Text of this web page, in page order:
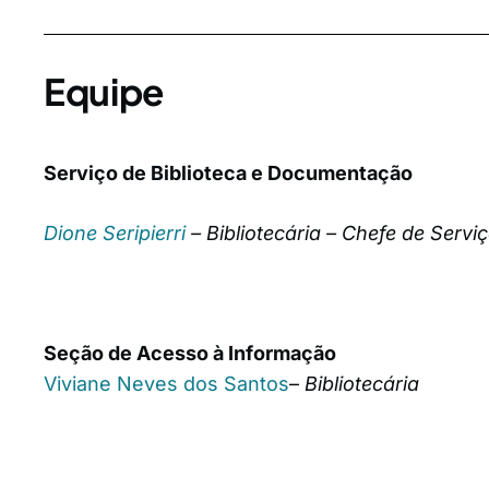
Equipe
Serviço de Biblioteca e Documentação
Dione Seripierri– Bibliotecária – Chefe de
Seção de Acesso à Informação
Viviane Neves dos Santos– Bibliotecária